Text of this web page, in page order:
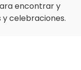
encontrar y
celebraciones.